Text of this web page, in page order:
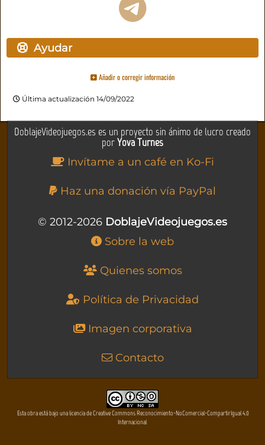
Ayudar
Añadir o corregir información
Última actualización 14/09/2022
DoblajeVideojuegos.es es un proyecto sin ánimo de lucro creado
porYova Turnes
Invítame a un café en Ko-Fi
Haz una donación vía PayPal
© 2012-2026 DoblajeVideojuegos.es
Sobre la web
Quienes somos
Política de Privacidad
Imagen corporativa
Contacto
Esta obra está bajo una licencia de Creative Commons Reconocimiento-NoComercial-CompartirIgual 4.0
Internacional